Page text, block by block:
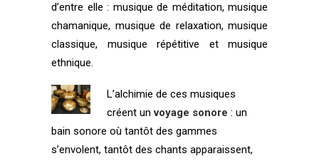
d’entre elle : musique de méditation, musique
chamanique, musique de relaxation, musique
classique, musique répétitive et musique
ethnique.
L’alchimie de ces musiques
créent unvoyage sonore : un
bain sonore où tantôt des gammes
s’envolent, tantôt des chants apparaissent,